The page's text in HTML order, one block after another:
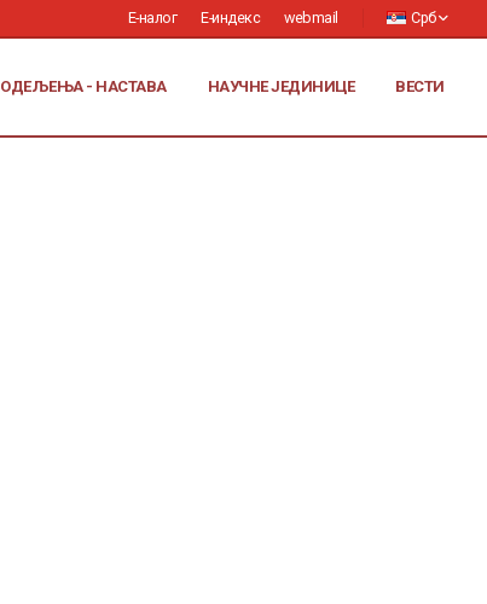
Е-налог Е-индекс webmail Срб
ОДЕЉЕЊА - НАСТАВА НАУЧНЕ ЈЕДИНИЦЕ ВЕСТИ